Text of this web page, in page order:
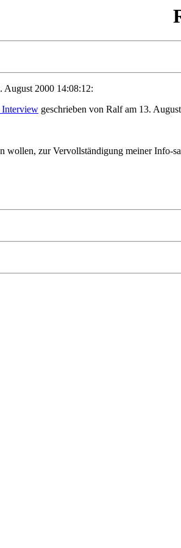
August 2000 14:08:12:
Interview geschrieben von Ralf am 13.
wollen, zur Vervollständigung meiner Info-